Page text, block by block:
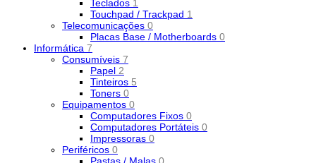
Teclados 1
Touchpad / Trackpad 1
Telecomunicações 0
Placas Base / Motherboards 0
Informática 7
Consumíveis 7
Papel 2
Tinteiros 5
Toners 0
Equipamentos 0
Computadores Fixos 0
Computadores Portáteis 0
Impressoras 0
Periféricos 0